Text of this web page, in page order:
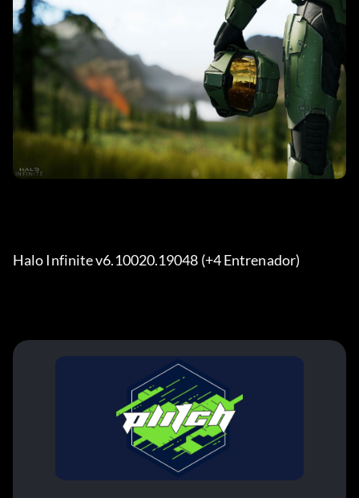
Halo Infinite v6.10020.19048 (+4 Entrenador)